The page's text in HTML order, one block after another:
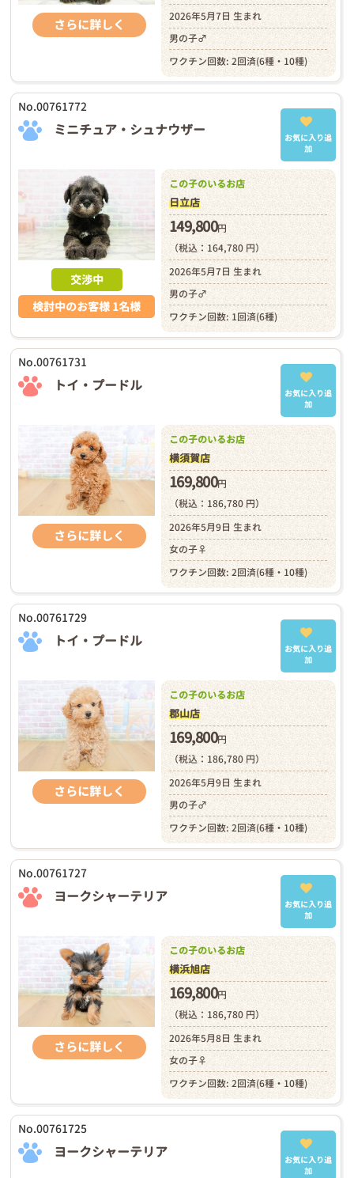
さらに詳しく
2026年5月7日 生まれ
男の子♂
ワクチン回数: 2回済(6種・10種)
No.00761772
ミニチュア・シュナウザー
お気に入り追
加
交渉中
検討中のお客様 1名様
この子のいるお店
日立店
149,800円
（税込：164,780 円）
2026年5月7日 生まれ
男の子♂
ワクチン回数: 1回済(6種)
No.00761731
トイ・プードル
お気に入り追
加
さらに詳しく
この子のいるお店
横須賀店
169,800円
（税込：186,780 円）
2026年5月9日 生まれ
女の子♀
ワクチン回数: 2回済(6種・10種)
No.00761729
トイ・プードル
お気に入り追
加
さらに詳しく
この子のいるお店
郡山店
169,800円
（税込：186,780 円）
2026年5月9日 生まれ
男の子♂
ワクチン回数: 2回済(6種・10種)
No.00761727
ヨークシャーテリア
お気に入り追
加
さらに詳しく
この子のいるお店
横浜旭店
169,800円
（税込：186,780 円）
2026年5月8日 生まれ
女の子♀
ワクチン回数: 2回済(6種・10種)
No.00761725
ヨークシャーテリア
お気に入り追
加